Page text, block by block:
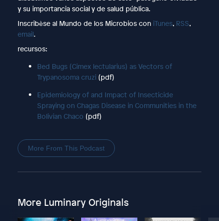
y su importancia social y de salud pública.
Inscribѐse al Mundo de los Microbios con iTunes, RSS,
email.
recursos:
Bed Bugs (Cimex lectularius) as Vectors of
Trypanosoma cruzi (pdf)
Epidemiology of and Impact of Insecticide
Spraying on Chagas Disease in Communities in the
Bolivian Chaco (pdf)
More From This Podcast
More Luminary Originals